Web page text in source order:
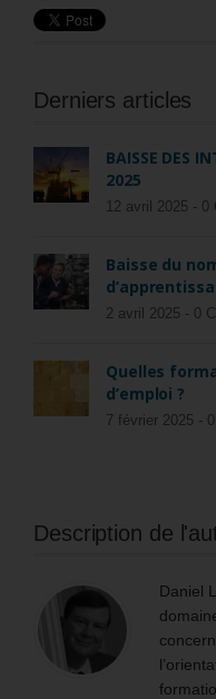
Derniers articles
BAISSE DES
2025
12 avril 2025 - 0
Baisse du
2 avril 2025 - 0
Quelles
d’emploi ?
7 février 2025 -
Description de
Daniel